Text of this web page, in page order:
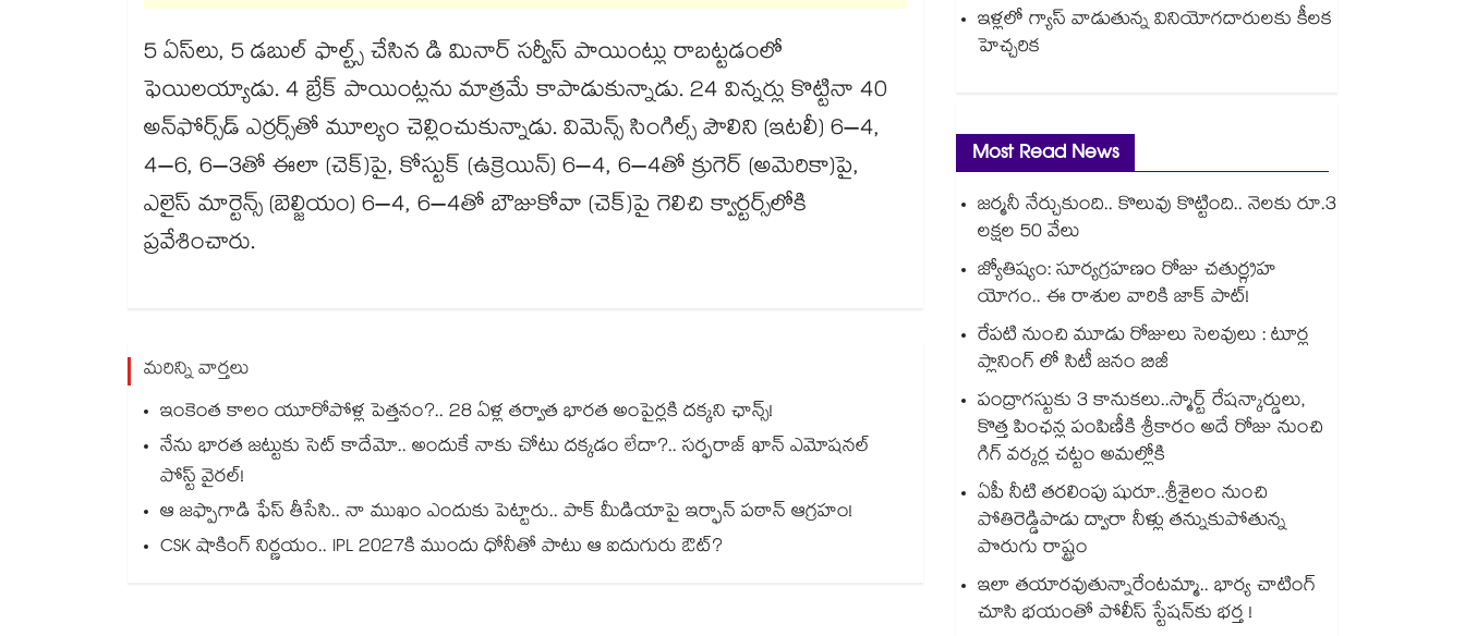
5 ఏస్‌లు, 5 డబుల్‌ ఫాల్ట్స్‌ చేసిన డి మినార్‌ సర్వీస్‌ పాయింట్లు రాబట్టడంలో
ఫెయిలయ్యాడు. 4 బ్రేక్‌ పాయింట్లను మాత్రమే కాపాడుకున్నాడు. 24 విన్నర్లు కొట్టినా 40
అన్‌ఫోర్స్‌డ్‌ ఎర్రర్స్‌తో మూల్యం చెల్లించుకున్నాడు. విమెన్స్‌ సింగిల్స్‌ పౌలిని (ఇటలీ) 6–4,
4–6, 6–3తో ఈలా (చెక్‌)పై, కోస్టుక్ (ఉక్రెయిన్‌) 6–4, 6–4తో క్రుగెర్‌ (అమెరికా)పై,
ఎలైస్‌ మార్టెన్స్‌ (బెల్జియం) 6–4, 6–4తో బౌజుకోవా (చెక్‌)పై గెలిచి క్వార్టర్స్‌లోకి
ప్రవేశించారు.
మరిన్ని వార్తలు
ఇంకెంత కాలం యూరోపోళ్ల పెత్తనం?.. 28 ఏళ్ల తర్వాత భారత అంపైర్లకి దక్కని ఛాన్స్!
నేను భారత జట్టుకు సెట్ కాదేమో.. అందుకే నాకు చోటు దక్కడం లేదా?.. సర్ఫరాజ్ ఖాన్ ఎమోషనల్
పోస్ట్ వైరల్!
ఆ జఫ్పాగాడి ఫేస్ తీసేసి.. నా ముఖం ఎందుకు పెట్టారు.. పాక్ మీడియాపై ఇర్ఫాన్ పఠాన్ ఆగ్రహం!
CSK షాకింగ్ నిర్ణయం.. IPL 2027కి ముందు ధోనీతో పాటు ఆ ఐదుగురు ఔట్?
ఇళ్లలో గ్యాస్ వాడుతున్న వినియోగదారులకు కీలక
హెచ్చరిక
Most Read News
జర్మనీ నేర్చుకుంది.. కొలువు కొట్టింది.. నెలకు రూ.3
లక్షల 50 వేలు
జ్యోతిష్యం: సూర్యగ్రహణం రోజు చతుర్గ్రహ
యోగం.. ఈ రాశుల వారికి జాక్ పాట్!
రేపటి నుంచి మూడు రోజులు సెలవులు : టూర్ల
ప్లానింగ్ లో సిటీ జనం బిజీ
పంద్రాగస్టుకు 3 కానుకలు..స్మార్ట్ రేషన్కార్డులు,
కొత్త పింఛన్ల పంపిణీకి శ్రీకారం అదే రోజు నుంచి
గిగ్ వర్కర్ల చట్టం అమల్లోకి
ఏపీ నీటి తరలింపు షురూ..శ్రీశైలం నుంచి
పోతిరెడ్డిపాడు ద్వారా నీళ్లు తన్నుకుపోతున్న
పొరుగు రాష్ట్రం
ఇలా తయారవుతున్నారేంటమ్మా.. భార్య చాటింగ్
చూసి భయంతో పోలీస్ స్టేషన్⁫కు భర్త !